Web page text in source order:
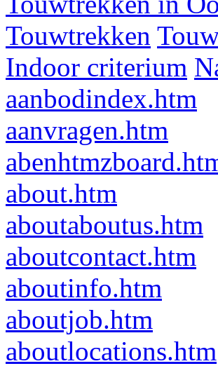
Touwtrekken
Indoor criterium
aanbodindex.htm
aanvragen.htm
about.htm
aboutaboutus.htm
aboutcontact.htm
aboutinfo.htm
aboutjob.htm
aboutlocations.htm